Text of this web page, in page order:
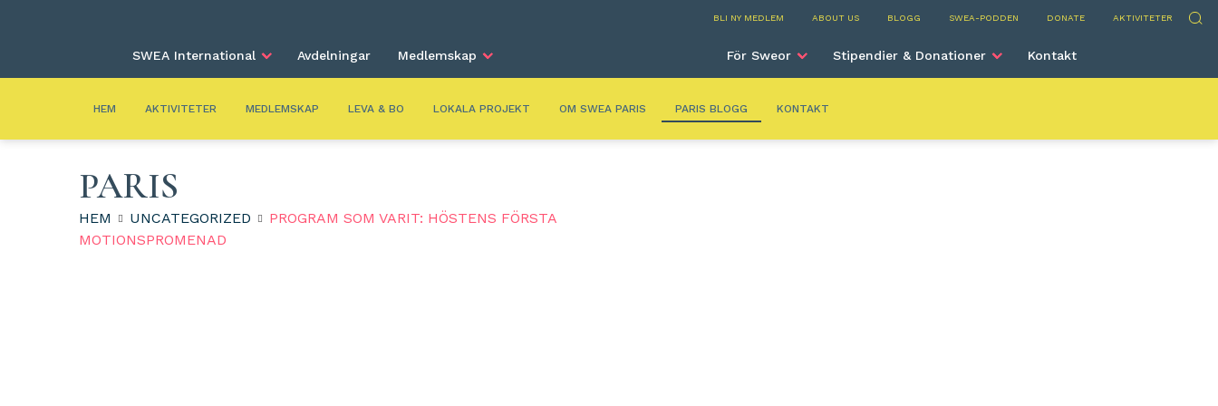
BLI NY MEDLEM ABOUT US BLOGG SWEA-PODDEN DONATE AKTIVITETER Sök
Paris
SWEA International Avdelningar Medlemskap För Sweor Stipendier & Donationer Kontakt
HEM AKTIVITETER MEDLEMSKAP LEVA & BO LOKALA PROJEKT OM SWEA PARIS PARIS BLOGG KONTAKT
PARIS
HEM UNCATEGORIZED
PROGRAM SOM VARIT: HÖSTENS FÖRSTA
MOTIONSPROMENAD